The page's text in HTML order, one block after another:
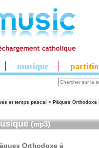
musique
et temps pascal > Pâques Orthodoxe
(mp3)
Orthodoxe à